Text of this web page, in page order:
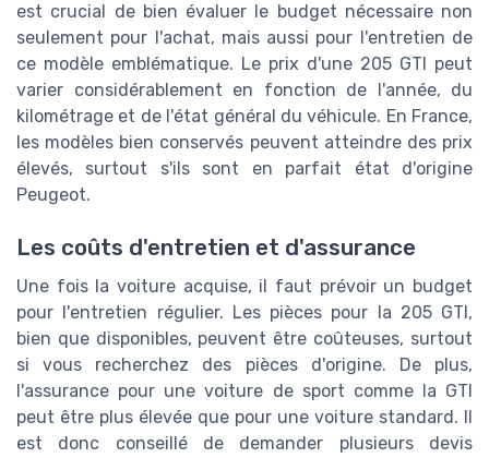
est crucial de bien évaluer le budget nécessaire non
seulement pour l'achat, mais aussi pour l'entretien de
ce modèle emblématique. Le prix d'une 205 GTI peut
varier considérablement en fonction de l'année, du
kilométrage et de l'état général du véhicule. En France,
les modèles bien conservés peuvent atteindre des prix
élevés, surtout s'ils sont en parfait état d'origine
Peugeot.
Les coûts d'entretien et d'assurance
Une fois la voiture acquise, il faut prévoir un budget
pour l'entretien régulier. Les pièces pour la 205 GTI,
bien que disponibles, peuvent être coûteuses, surtout
si vous recherchez des pièces d'origine. De plus,
l'assurance pour une voiture de sport comme la GTI
peut être plus élevée que pour une voiture standard. Il
est donc conseillé de demander plusieurs devis